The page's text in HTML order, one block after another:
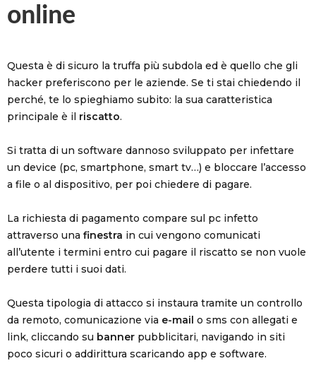
online
Questa è di sicuro la truffa più subdola ed è quello che gli
hacker preferiscono per le aziende. Se ti stai chiedendo il
perché, te lo spieghiamo subito: la sua caratteristica
principale è il riscatto.
Si tratta di un software dannoso sviluppato per infettare
un device (pc, smartphone, smart tv…) e bloccare l’accesso
a file o al dispositivo, per poi chiedere di pagare.
La richiesta di pagamento compare sul pc infetto
attraverso una finestra in cui vengono comunicati
all’utente i termini entro cui pagare il riscatto se non vuole
perdere tutti i suoi dati.
Questa tipologia di attacco si instaura tramite un controllo
da remoto, comunicazione via e-mail o sms con allegati e
link, cliccando su banner pubblicitari, navigando in siti
poco sicuri o addirittura scaricando app e software.